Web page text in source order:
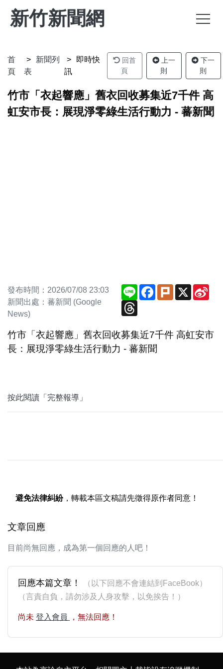
新竹新聞網
首
頁
新聞列
表
即時快
訊
回首
頁
上一
則
下一
則
竹市「衣起響應」舊衣回收募集近7千件 高
虹安市長：展現淨零綠生活行動力 - 蕃新聞
發布時間：2026/07/08 23:03
新聞出處：蕃新聞 (Google
News)
Line Facebook
Plurk X
竹市「衣起響應」舊衣回收募集近7千件 高虹安市
長：展現淨零綠生活行動力 - 蕃新聞
按此閱讀「完整報導」
避免法律糾紛，轉載本區文稿請先徵得原作者同意！
文章回應
目前尚無回應，成為第一個回應的人吧！
回應本篇文章！
（以下回應不會連結到FaceBook）
（言責自負，請勿涉及人身攻擊，以免挨告！）
尚未 登入會員 ，無法回應！